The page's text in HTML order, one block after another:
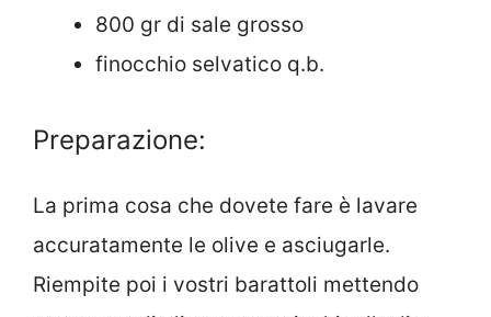
800 gr di sale grosso
finocchio selvatico q.b.
Preparazione:
La prima cosa che dovete fare è lavare
accuratamente le olive e asciugarle.
Riempite poi i vostri barattoli mettendo